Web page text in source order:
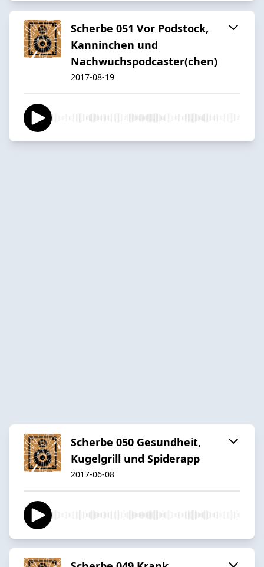
Scherbe 051 Vor Podstock,
Kanninchen und
Nachwuchspodcaster(chen)
2017-08-19
Scherbe 050 Gesundheit,
Kugelgrill und Spiderapp
2017-06-08